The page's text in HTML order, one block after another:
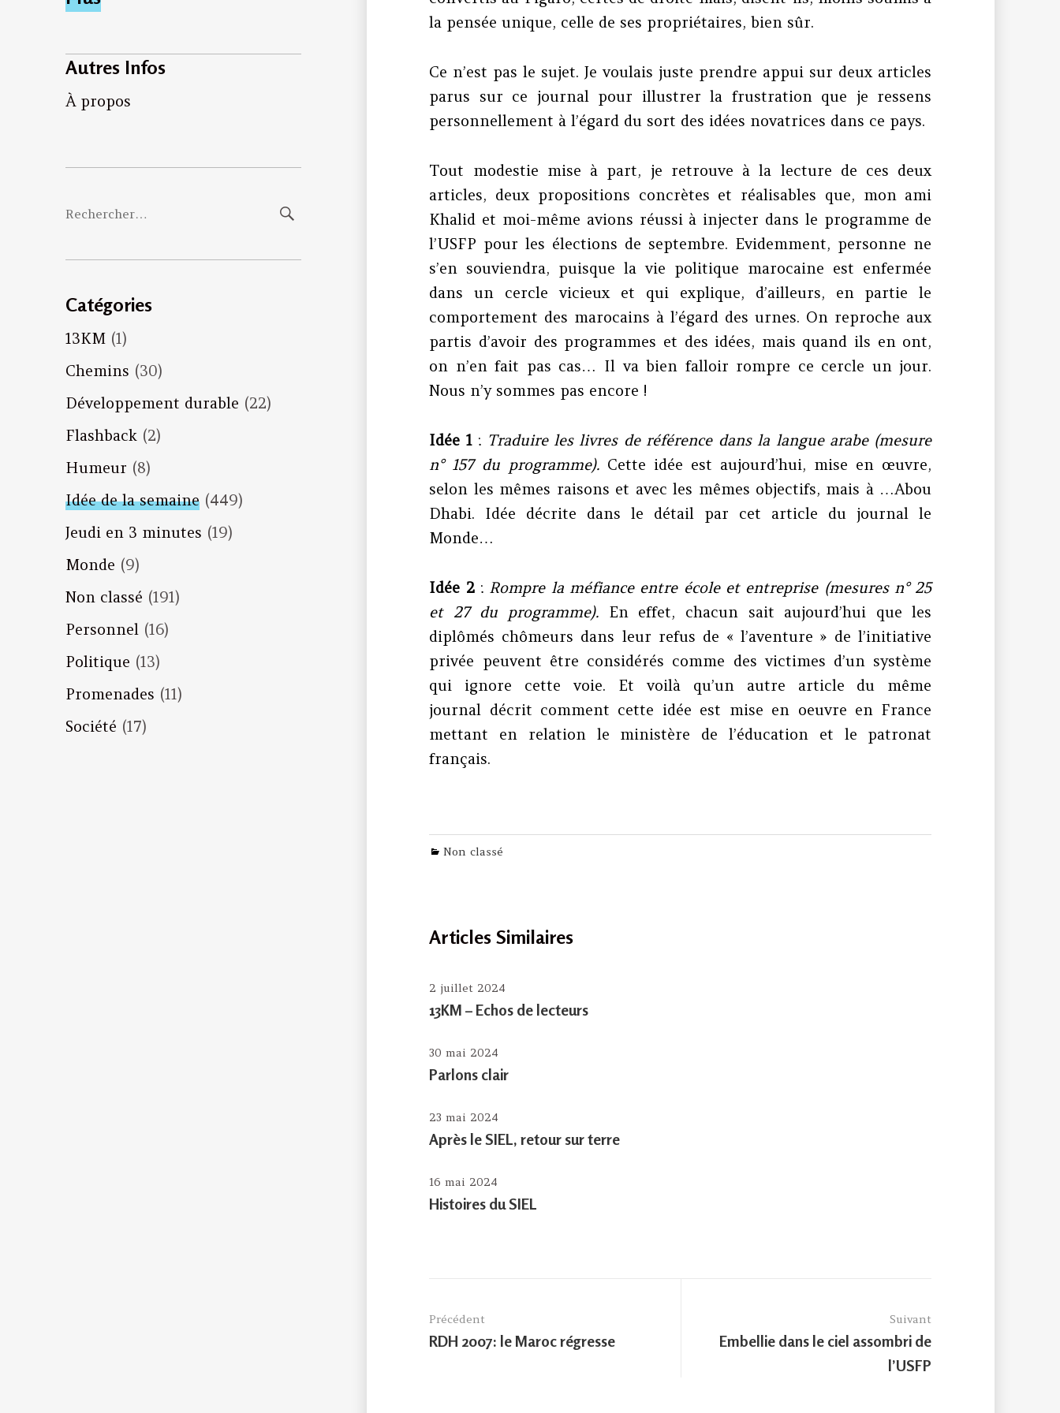
Autres Infos
À propos
Rechercher :
Catégories
13KM(1)
Chemins (30)
Développement durable (22)
Flashback (2)
Humeur (8)
Idée de la semaine(449)
Jeudi en 3 minutes (19)
Monde (9)
Non classé (191)
Personnel (16)
Politique (13)
Promenades (11)
Société (17)
la pensée unique, celle de ses propriétaires, bien sûr.
Ce n’est pas le sujet. Je voulais juste prendre appui sur deux articles
parus sur ce journal pour illustrer la frustration que je ressens
personnellement à l’égard du sort des idées novatrices dans ce pays.
Tout modestie mise à part, je retrouve à la lecture de ces deux
articles, deux propositions concrètes et réalisables que, mon ami
Khalid et moi-même avions réussi à injecter dans le programme de
l’USFP pour les élections de septembre. Evidemment, personne ne
s’en souviendra, puisque la vie politique marocaine est enfermée
dans un cercle vicieux et qui explique, d’ailleurs, en partie le
comportement des marocains à l’égard des urnes. On reproche aux
partis d’avoir des programmes et des idées, mais quand ils en ont,
on n’en fait pas cas… Il va bien falloir rompre ce cercle un jour.
Nous n’y sommes pas encore !
Idée 1: Traduire les livres de référence dans la langue arabe (mesure
n° 157 du programme).Cette idée est aujourd’hui, mise en œuvre,
selon les mêmes raisons et avec les mêmes objectifs, mais à …Abou
Dhabi. Idée décrite dans le détail par cet article du journal le
Monde…
Idée 2: Rompre la méfiance entre école et entreprise (mesures n° 25
et 27 du programme). En effet, chacun sait aujourd’hui que les
diplômés chômeurs dans leur refus de « l’aventure » de l’initiative
privée peuvent être considérés comme des victimes d’un système
qui ignore cette voie. Et voilà qu’un autre article du même
journal décrit comment cette idée est mise en oeuvre en France
mettant en relation le ministère de l’éducation et le patronat
français.
Categories
Non classé
Articles Similaires
2 juillet 2024
13KM – Echos de lecteurs
30 mai 2024
Parlons clair
23 mai 2024
Après le SIEL, retour sur terre
16 mai 2024
Histoires du SIEL
de
l’article
Précédent
Previous
RDH 2007: le Maroc régresse
Suivant
Article
Embellie dans le ciel assombri de
l’USFP